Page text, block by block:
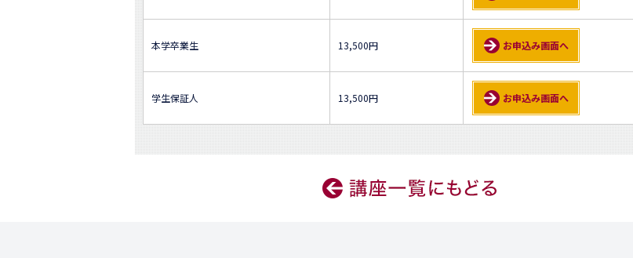
本学卒業生 13,500円 お申込み画面へ
学生保証人 13,500円 お申込み画面へ